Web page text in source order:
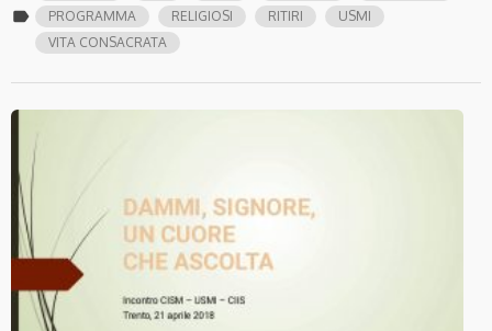
label
PROGRAMMA
RELIGIOSI RITIRI
USMI
VITA CONSACRATA